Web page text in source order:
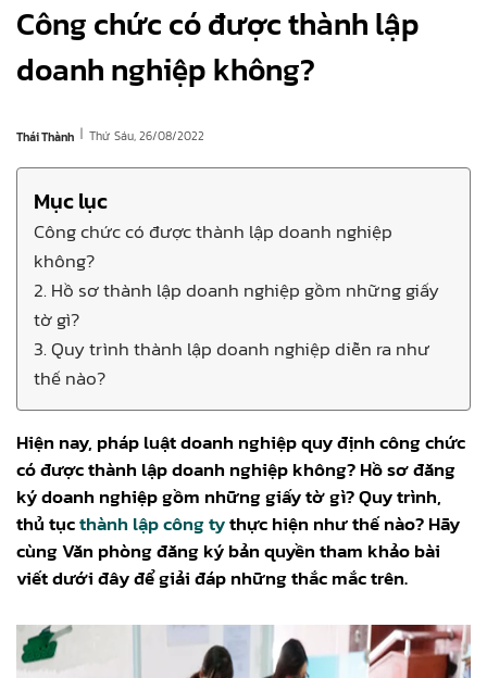
Công chức có được thành lập
doanh nghiệp không?
Thái Thành | Thứ Sáu, 26/08/2022
Mục lục
Công chức có được thành lập doanh nghiệp
không?
2. Hồ sơ thành lập doanh nghiệp gồm những giấy
tờ gì?
3. Quy trình thành lập doanh nghiệp diễn ra như
thế nào?
Hiện nay, pháp luật doanh nghiệp quy định công chức
có được thành lập doanh nghiệp không? Hồ sơ đăng
ký doanh nghiệp gồm những giấy tờ gì? Quy trình,
thủ tụcthành lập công tythực hiện như thế nào? Hãy
cùng Văn phòng đăng ký bản quyền tham khảo bài
viết dưới đây để giải đáp những thắc mắc trên.